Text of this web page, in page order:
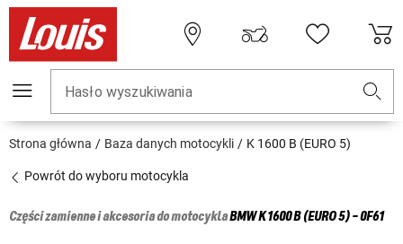
Hasło wyszukiwania
Strona główna Baza danych motocykli K 1600 B (EURO 5)
Powrót do wyboru motocykla
Części zamienne i akcesoria do motocyklaBMWK 1600 B (EURO 5) - 0F61